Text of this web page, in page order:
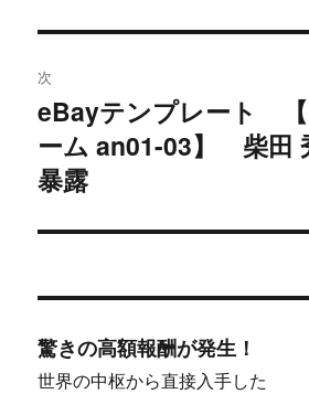
ン
次
次
の
投
eBayテンプレート
ーム an01-03】 柴田
暴露
驚きの高額報酬が発生！
世界の中枢から直接入手した